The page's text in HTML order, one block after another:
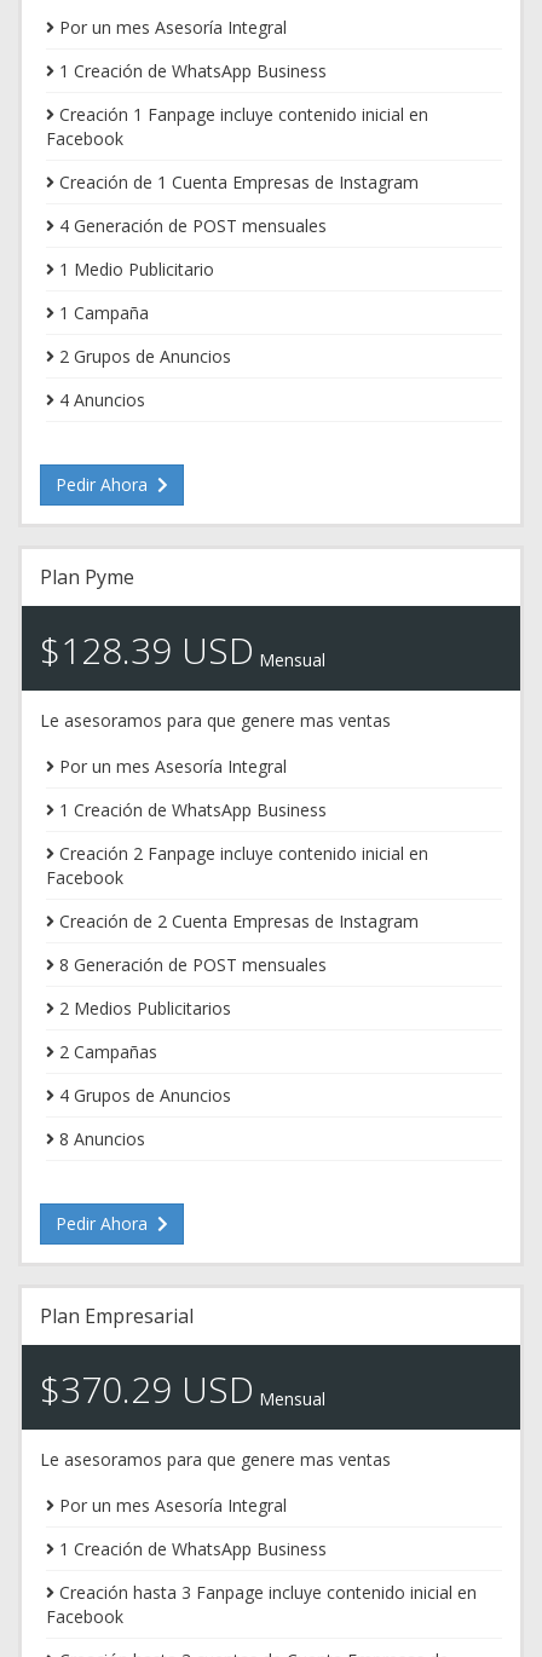
Por un mes Asesoría Integral
1 Creación de WhatsApp Business
Creación 1 Fanpage incluye contenido inicial en
Facebook
Creación de 1 Cuenta Empresas de Instagram
4 Generación de POST mensuales
1 Medio Publicitario
1 Campaña
2 Grupos de Anuncios
4 Anuncios
Pedir Ahora
Plan Pyme
$128.39 USD Mensual
Le asesoramos para que genere mas ventas
Por un mes Asesoría Integral
1 Creación de WhatsApp Business
Creación 2 Fanpage incluye contenido inicial en
Facebook
Creación de 2 Cuenta Empresas de Instagram
8 Generación de POST mensuales
2 Medios Publicitarios
2 Campañas
4 Grupos de Anuncios
8 Anuncios
Pedir Ahora
Plan Empresarial
$370.29 USD Mensual
Le asesoramos para que genere mas ventas
Por un mes Asesoría Integral
1 Creación de WhatsApp Business
Creación hasta 3 Fanpage incluye contenido inicial en
Facebook